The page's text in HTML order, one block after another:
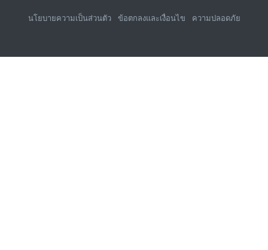
นโยบายความเป็นส่วนตัว ข้อตกลงและเงื่อนไข ความปลอดภัย